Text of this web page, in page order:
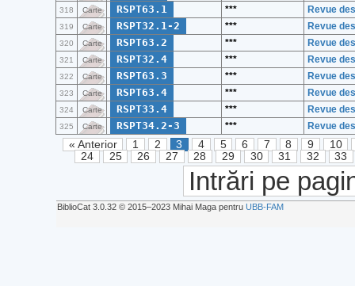
318 Carte RSPT63.1 *** Revue
319 Carte RSPT32.1-2 *** Revue
320 Carte RSPT63.2 *** Revue
321 Carte RSPT32.4 *** Revue
322 Carte RSPT63.3 *** Revue
323 Carte RSPT63.4 *** Revue
324 Carte RSPT33.4 *** Revue
325 Carte RSPT34.2-3 *** Revue
« Anterior 1 2 3 4 5 6 7 8 9
10
24
25 26 27 28 29 30 31 32 33
Intrări pe
BiblioCat 3.0.32 © 2015‒2023 Mihai Maga pentru UBB-FAM